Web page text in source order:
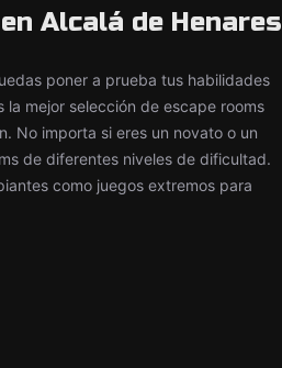
Alcalá de Henares
poner a prueba tus habilidades
mejor selección de escape rooms
No importa si eres un novato o un
de diferentes niveles de dificultad.
como juegos extremos para